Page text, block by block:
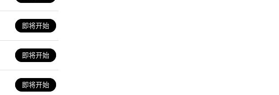
即将开始
即将开始
即将开始